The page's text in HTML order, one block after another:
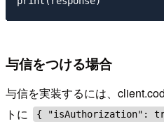
与信をつける場合
与信を実装するには、
トに
{ "isAuthorization":